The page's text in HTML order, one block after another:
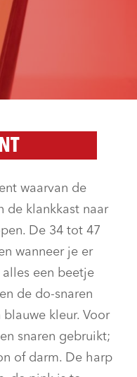
waarvan de
de klankkast naar
De 34 tot 47
wanneer je er
een beetje
de do-snaren
kleur. Voor
snaren gebruikt;
of darm. De harp